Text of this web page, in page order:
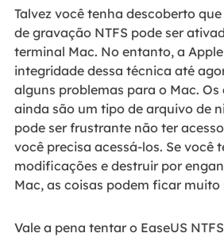
Talvez você tenha descoberto
de gravação NTFS pode ser
terminal Mac. No entanto, a
integridade dessa técnica até
alguns problemas para o Mac. Os
ainda são um tipo de arquivo de
pode ser frustrante não ter
você precisa acessá-los. Se você
modificações e destruir por
Mac, as coisas podem ficar muito
Vale a pena tentar o EaseUS